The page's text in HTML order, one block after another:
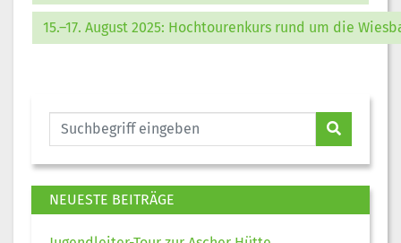
15.–17. August 2025: Hochtourenkurs rund um die
NEUESTE BEITRÄGE